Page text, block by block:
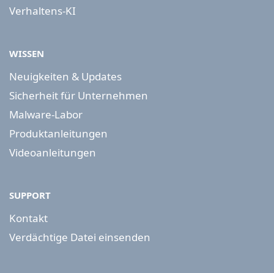
Verhaltens-KI
WISSEN
Neuigkeiten & Updates
Sicherheit für Unternehmen
Malware-Labor
Produktanleitungen
Videoanleitungen
SUPPORT
Kontakt
Verdächtige Datei einsenden